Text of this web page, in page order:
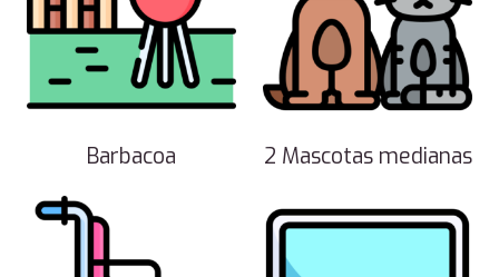
Barbacoa 2 Mascotas medianas